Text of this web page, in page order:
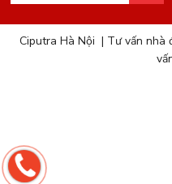
Ciputra Hà Nội | Tư vấn nhà